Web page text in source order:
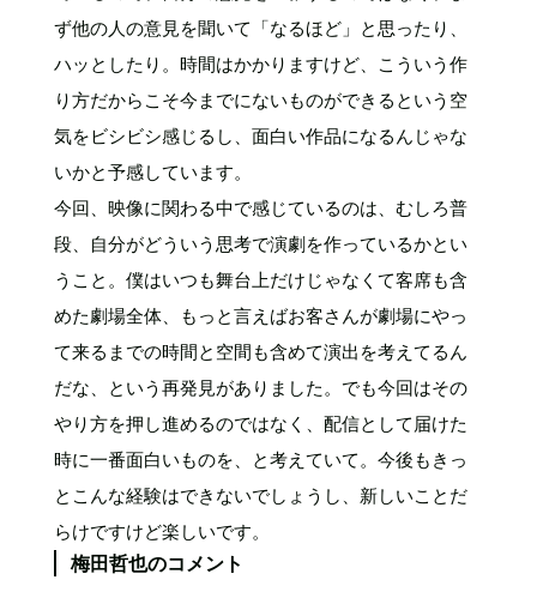
ず他の人の意見を聞いて「なるほど」と思ったり、
ハッとしたり。時間はかかりますけど、こういう作
り方だからこそ今までにないものができるという空
気をビシビシ感じるし、面白い作品になるんじゃな
いかと予感しています。
今回、映像に関わる中で感じているのは、むしろ普
段、自分がどういう思考で演劇を作っているかとい
うこと。僕はいつも舞台上だけじゃなくて客席も含
めた劇場全体、もっと言えばお客さんが劇場にやっ
て来るまでの時間と空間も含めて演出を考えてるん
だな、という再発見がありました。でも今回はその
やり方を押し進めるのではなく、配信として届けた
時に一番面白いものを、と考えていて。今後もきっ
とこんな経験はできないでしょうし、新しいことだ
らけですけど楽しいです。
梅田哲也のコメント